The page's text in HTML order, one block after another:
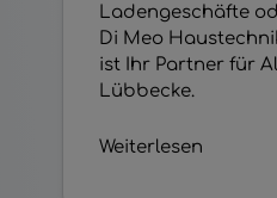
Ladengeschäfte
Di Meo
ist Ihr Partner für
Lübbecke.
Weiterlesen